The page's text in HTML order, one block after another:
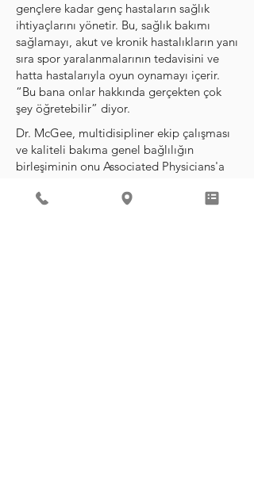
gençlere kadar genç hastaların sağlık
ihtiyaçlarını yönetir. Bu, sağlık bakımı
sağlamayı, akut ve kronik hastalıkların yanı
sıra spor yaralanmalarının tedavisini ve
hatta hastalarıyla oyun oynamayı içerir.
“Bu bana onlar hakkında gerçekten çok
şey öğretebilir” diyor.
Dr. McGee, multidisipliner ekip çalışması
ve kaliteli bakıma genel bağlılığın
birleşiminin onu Associated Physicians'a